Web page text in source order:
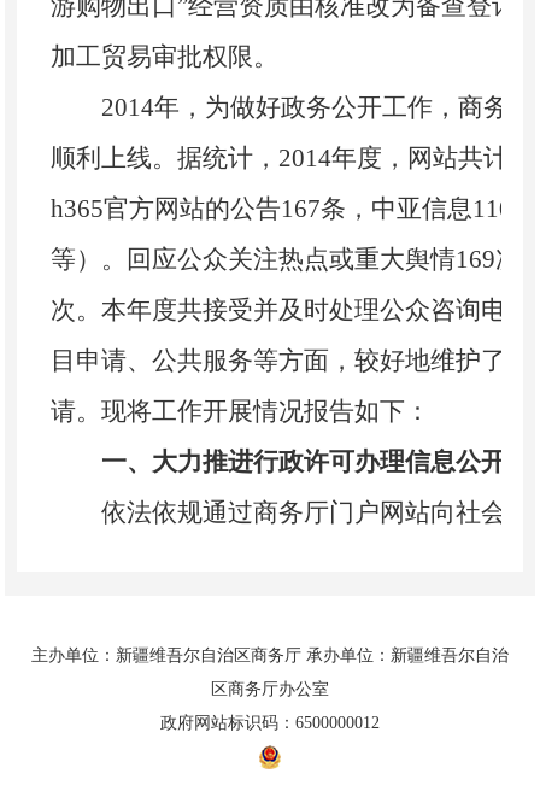
游购物出口”经营资质由核准改为备查登记
加工贸易审批权限。
2014年，为做好政务公开工作，商务厅
顺利上线。据统计，2014年度，网站共计
h365官方网站的公告167条，中亚信息
等）。回应公众关注热点或重大舆情169次
次。本年度共接受并及时处理公众咨询电
目申请、公共服务等方面，较好地维护了
请。现将工作开展情况报告如下：
一、大力推进行政许可办理信息公开
依法依规通过商务厅门户网站向社会公
全面细致清晰的公开各类工作办理事项，
类，也做了相应的公开。截止目前，我厅
项、“非行政许可”栏目公开24项、“在线
主办单位：新疆维吾尔自治区商务厅 承办单位：新疆维吾尔自治
区商务厅办公室
政府网站标识码：6500000012